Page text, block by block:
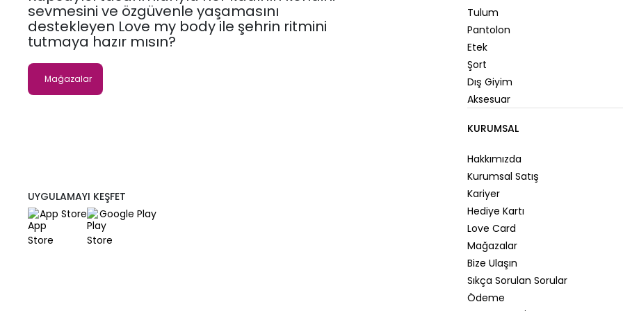
sevmesini ve özgüvenle yaşamasını
destekleyen Love my body ile şehrin ritmini
tutmaya hazır mısın?
Mağazalar
UYGULAMAYI KEŞFET
App Store
Google Play
Tulum
Pantolon
Etek
Şort
Dış Giyim
Aksesuar
KURUMSAL
Hakkımızda
Kurumsal Satış
Kariyer
Hediye Kartı
Love Card
Mağazalar
Bize Ulaşın
Sıkça Sorulan Sorular
Ödeme